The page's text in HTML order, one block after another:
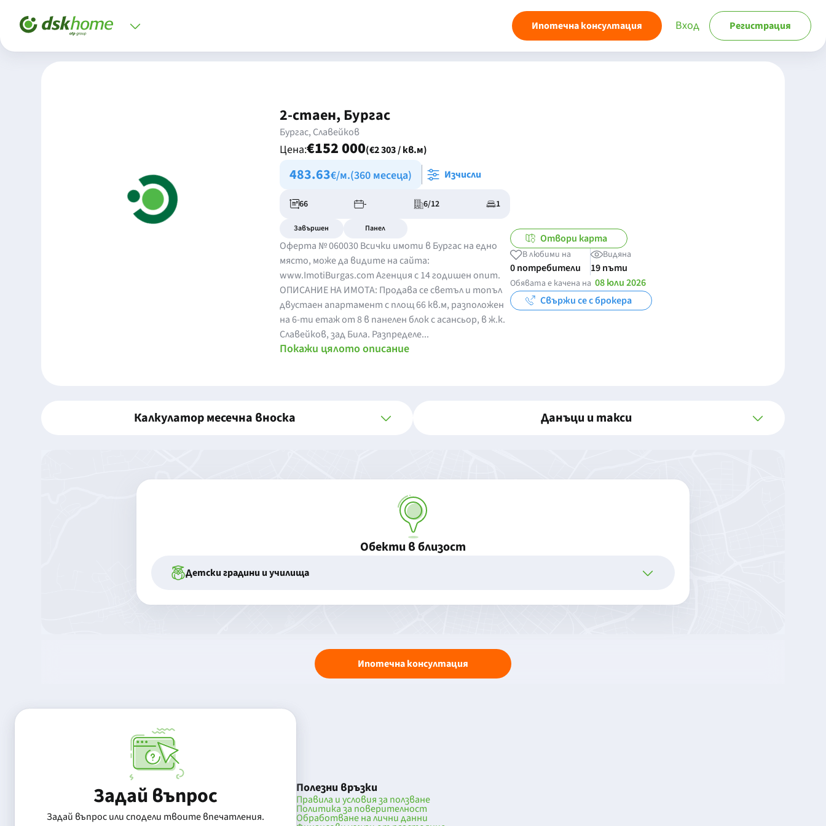
Ипотечна консултация Вход Регистрация
2-стаен, Бургас
Бургас, Славейков
Цена:€152 000(€2 303 / кв.м)
483.63€/м.(360 месеца) Изчисли
66 - 6/12 1
Завършен Панел
Оферта № 060030 Всички имоти в Бургас на едно
място, може да видите на сайта:
www.ImotiBurgas.com Агенция с 14 годишен опит.
ОПИСАНИЕ НА ИМОТА: Продава се светъл и топъл
двустаен апартамент с площ 66 кв.м, разположен
на 6-ти етаж от 8 в панелен блок с асансьор, в ж.к.
Славейков, зад Била. Разпределе...
Покажи цялото описание
Отвори карта
В любими на
0 потребители
Видяна
19 пъти
Обявата е качена на 08 юли 2026
Свържи се с брокера
Калкулатор месечна вноска Данъци и такси
Обекти в близост
Детски градини и училища
Ипотечна консултация
Задай въпрос
Задай въпрос или сподели твоите впечатления.
Полезни връзки
Правила и условия за ползване
Политика за поверителност
Обработване на лични данни